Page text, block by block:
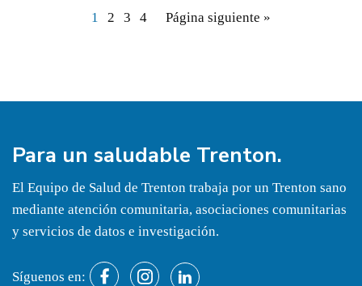
1 2 3 4 Página siguiente »
Para un saludable Trenton.
El Equipo de Salud de Trenton trabaja por un Trenton sano
mediante atención comunitaria, asociaciones comunitarias
y servicios de datos e investigación.
Síguenos en: